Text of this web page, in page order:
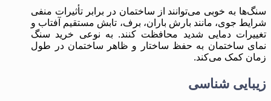
سنگ‌ها به خوبی می‌توانند از ساختمان در برابر تأثیرات منفی
شرایط جوی، مانند بارش باران، برف، تابش مستقیم آفتاب و
تغییرات دمایی شدید محافظت کنند. به نوعی خرید سنگ
نمای ساختمان به حفظ ساختار و ظاهر ساختمان در طول
زمان کمک می‌کند.
زیبایی ‌شناسی